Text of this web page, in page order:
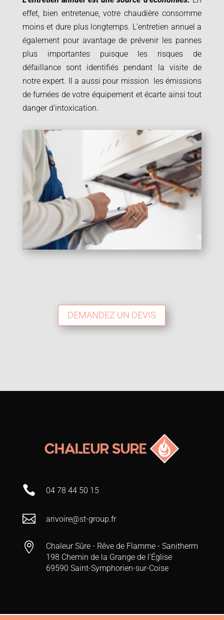
effet, bien entretenue, votre chaudière consomme
moins et dure plus longtemps. L’entretien annuel a
également pour avantage de prévenir les pannes
plus importantes puisque les risques de
défaillance sont identifiés pendant la visite de
notre expert. Il a aussi pour mission les émissions
de fumées de votre équipement et écarte ainsi tout
danger d’intoxication.
DEMANDEZ UN DEVIS
 04 78 44 50 15
 arivoire@st-group.fr

Chaleur Sûre - Rêve de Flamme - Sanitherm
198 Chemin de la Grange de l'Église
69590 Saint-Symphorien-sur-Coise